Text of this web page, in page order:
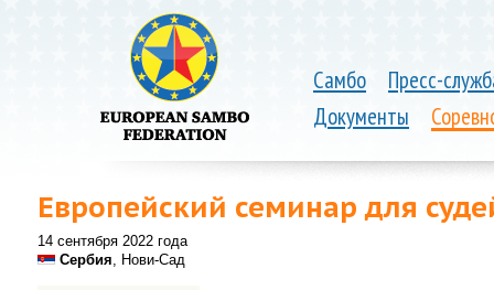
Самбо
Пресс-
Документы
Европейский семинар для
14 сентября 2022 года
Сербия, Нови-Сад